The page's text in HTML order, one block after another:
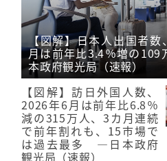
【図解】日本人出国者数
月は前年比3.4％増の
本政府観光局（速報）
【図解】訪日外国人数、
2026年6月は前年比6.8％
減の315万人、3カ月連続
で前年割れも、15市場で
は過去最多 ―日本政府
観光局（速報）